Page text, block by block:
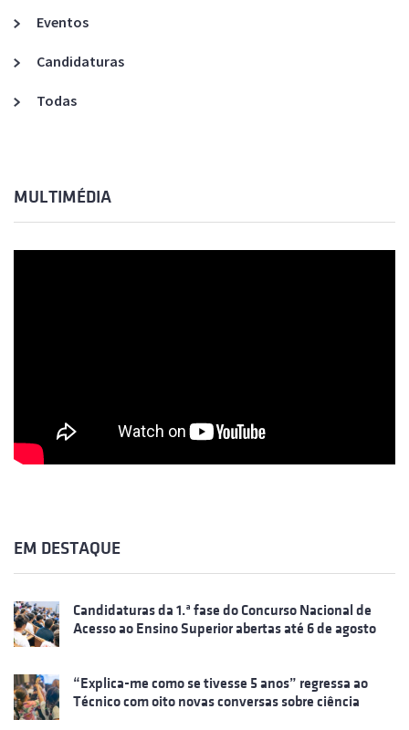
Eventos
Candidaturas
Todas
MULTIMÉDIA
EM DESTAQUE
Candidaturas da 1.ª fase do Concurso Nacional de
Acesso ao Ensino Superior abertas até 6 de agosto
“Explica-me como se tivesse 5 anos” regressa ao
Técnico com oito novas conversas sobre ciência